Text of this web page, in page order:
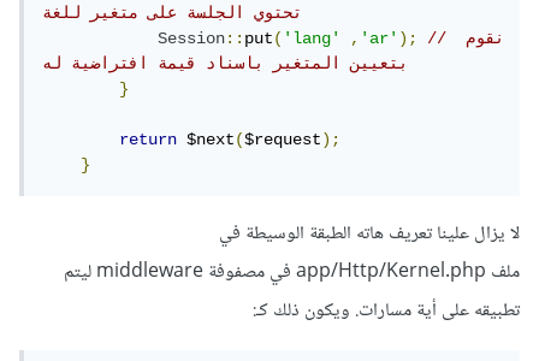
تحتوي الجلسة على متغير للغة
Session::put('lang' ,'ar');
// نقوم
بتعيين المتغير باسناد قيمة افتراضية له
}
return $next($request);
}
لا يزال علينا تعريف هاته الطبقة الوسيطة في
ملف app/Http/Kernel.php في مصفوفة middleware ليتم
تطبيقه على أية مسارات. ويكون ذلك كـ: